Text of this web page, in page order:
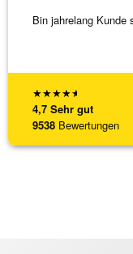
★★★★★
4,7 Sehr gut
9538 Bewertungen
Bin jahrelang Kunde